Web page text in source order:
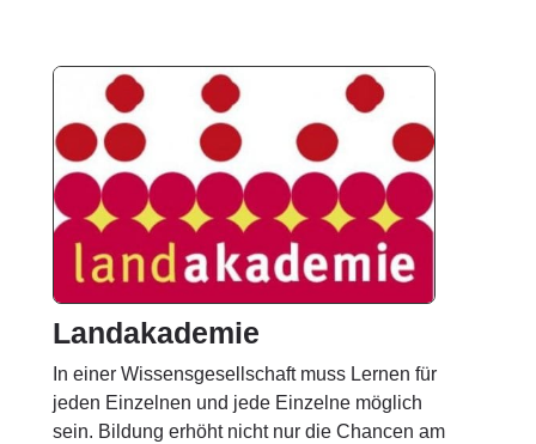
Landakademie
In einer Wissensgesellschaft muss Lernen für
jeden Einzelnen und jede Einzelne möglich
sein. Bildung erhöht nicht nur die Chancen am